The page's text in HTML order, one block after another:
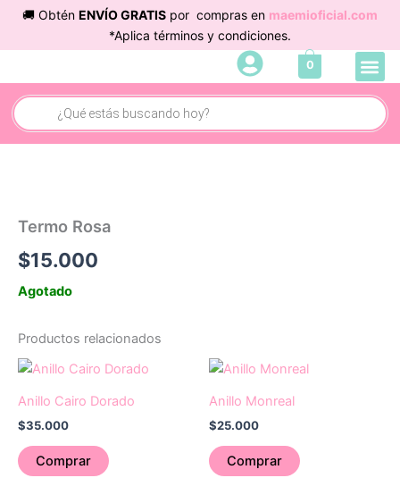
contenido
🚚 Obtén ENVÍO GRATIS por compras en maemioficial.com
*Aplica términos y condiciones.
0
Búsqueda
de
productos
Termo Rosa
$15.000
Agotado
Productos relacionados
Anillo Cairo Dorado
$35.000
Comprar
Anillo Monreal
$25.000
Comprar